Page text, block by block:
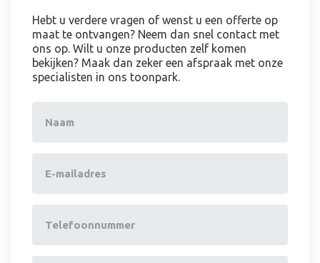
Hebt u verdere vragen of wenst u een offerte op
maat te ontvangen? Neem dan snel contact met
ons op. Wilt u onze producten zelf komen
bekijken? Maak dan zeker een afspraak met onze
specialisten in ons toonpark.